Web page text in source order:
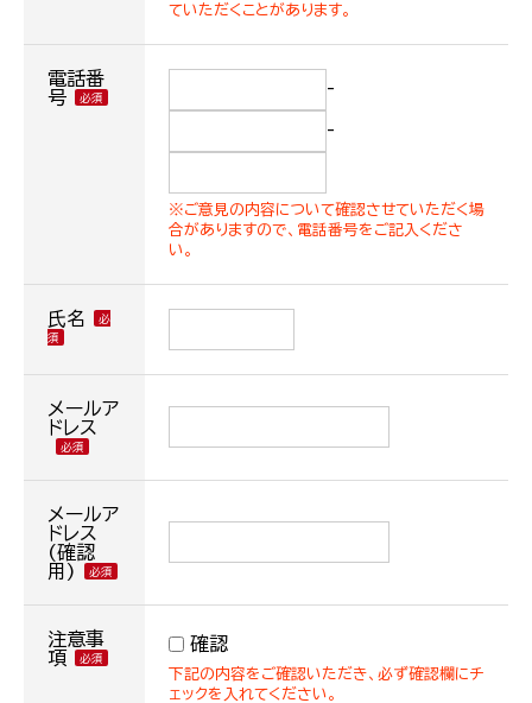
ていただくことがあります。
電話番
号
-
-
※ご意見の内容について確認させていただく場
合がありますので、電話番号をご記入くださ
い。
氏名
メールア
ドレス
メールア
ドレス
(確認
用)
注意事
項
確認
下記の内容をご確認いただき、必ず確認欄にチ
ェックを入れてください。